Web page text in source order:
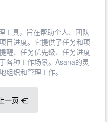
工具，旨在帮助个人、团队
目进度。它提供了任务和项
醒、任务优先级、任务进度
各种工作场景。Asana的灵
组织和管理工作。
一页